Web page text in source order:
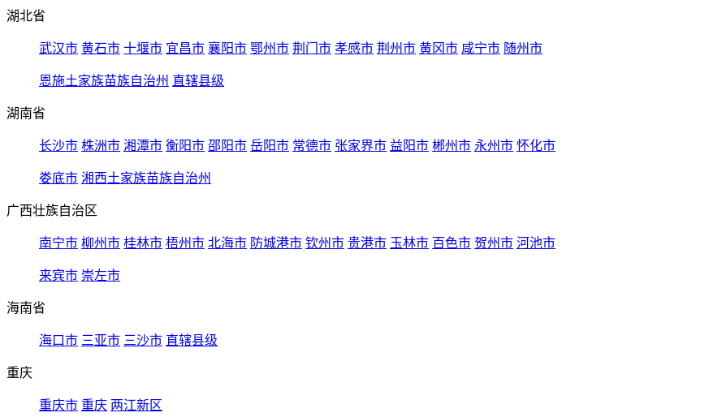
湖北省
武汉市 黄石市 十堰市 宜昌市 襄阳市 鄂州市 荆门市 孝感市 荆州市 黄冈市 咸宁市 随州市
恩施土家族苗族自治州 直辖县级
湖南省
长沙市 株洲市 湘潭市 衡阳市 邵阳市 岳阳市 常德市 张家界市 益阳市 郴州市 永州市 怀化市
娄底市 湘西土家族苗族自治州
广西壮族自治区
南宁市 柳州市 桂林市 梧州市 北海市 防城港市 钦州市 贵港市 玉林市 百色市 贺州市 河池市
来宾市 崇左市
海南省
海口市 三亚市 三沙市 直辖县级
重庆
重庆市 重庆 两江新区